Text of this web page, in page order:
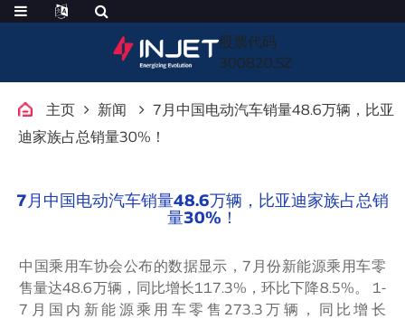
股票代码
300820.SZ
主页 新闻
7月中国电动汽车销量48.6万辆，比亚
迪家族占总销量30%！
7月中国电动汽车销量48.6万辆，比亚迪家族占总销
量30%！
中国乘用车协会公布的数据显示，7月份新能源乘用车零
售量达48.6万辆，同比增长117.3%，环比下降8.5%。 1-
7月国内新能源乘用车零售273.3万辆，同比增长